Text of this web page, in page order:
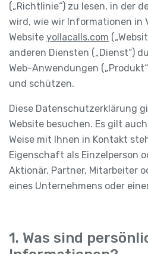
(„Richtlinie“) zu lesen, in der
wird, wie wir Informationen in
Website yollacalls.com
anderen Diensten („Dienst“)
Web-Anwendungen
und schützen.
Diese Datenschutzerklärung
Website besuchen. Es gilt
Weise mit Ihnen in Kontakt
Eigenschaft als Einzelperson
Aktionär, Partner, Mitarbeiter
eines Unternehmens oder
1. Was sind